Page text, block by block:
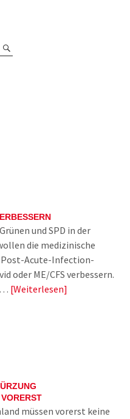
und SPD in der
die medizinische
Post-Acute-Infection-
oder ME/CFS verbessern.
Weiterlesen
müssen vorerst keine